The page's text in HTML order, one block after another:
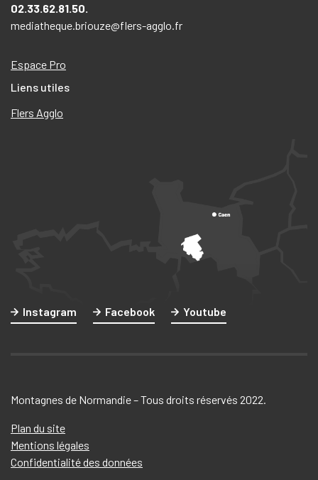
02.33.62.81.50.
mediatheque.briouze@flers-agglo.fr
Espace Pro
Liens utiles
Flers Agglo
Instagram Facebook Youtube
Montagnes de Normandie – Tous droits réservés 2022.
Plan du site
Mentions légales
Confidentialité des données